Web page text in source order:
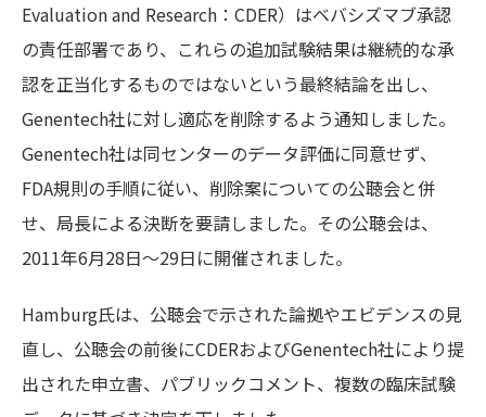
Evaluation and Research：CDER）はベバシズマブ承認
の責任部署であり、これらの追加試験結果は継続的な承
認を正当化するものではないという最終結論を出し、
Genentech社に対し適応を削除するよう通知しました。
Genentech社は同センターのデータ評価に同意せず、
FDA規則の手順に従い、削除案についての公聴会と併
せ、局長による決断を要請しました。その公聴会は、
2011年6月28日～29日に開催されました。
Hamburg氏は、公聴会で示された論拠やエビデンスの見
直し、公聴会の前後にCDERおよびGenentech社により提
出された申立書、パブリックコメント、複数の臨床試験